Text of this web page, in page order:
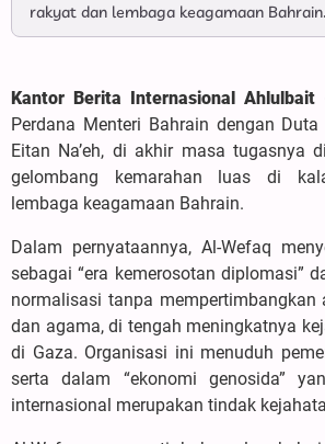
rakyat dan lembaga keagamaan Bahrain.
Kantor Berita Internasional Ahlulbait
Perdana Menteri Bahrain dengan
Eitan Na’eh, di akhir masa tugasnya
gelombang kemarahan luas di
lembaga keagamaan Bahrain.
Dalam pernyataannya, Al-Wefaq
sebagai “era kemerosotan diplomasi”
normalisasi tanpa mempertimbangkan
dan agama, di tengah meningkatnya
di Gaza. Organisasi ini menuduh
serta dalam “ekonomi genosida”
internasional merupakan tindak